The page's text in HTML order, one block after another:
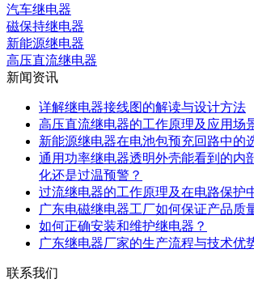
汽车继电器
磁保持继电器
新能源继电器
高压直流继电器
新闻资讯
详解继电器接线图的解读与设计方法
高压直流继电器的工作原理及应用场
新能源继电器在电池包预充回路中的
通用功率继电器透明外壳能看到的内
化还是过温预警？
过流继电器的工作原理及在电路保护
广东电磁继电器工厂如何保证产品质
如何正确安装和维护继电器？
广东继电器厂家的生产流程与技术优
联系我们